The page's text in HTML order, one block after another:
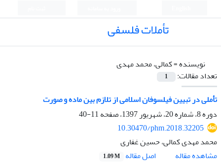
تأملات فلسفی
نویسنده =کمالی، محمد مهدی
تعداد مقالات:
1
تأملی در تبیین فیلسوفان اسلامی از تلازم بین ماده و صورت
دوره 8، شماره 20، شهریور 1397، صفحه
11-40
10.30470/phm.2018.32205
محمد مهدی کمالی، حسین غفاری
مشاهده مقاله
اصل مقاله 1.09 M